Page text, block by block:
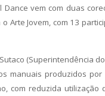
vem com duas
Arte Jovem, com 13
(Superintendência
manuais produzidos
com reduzida